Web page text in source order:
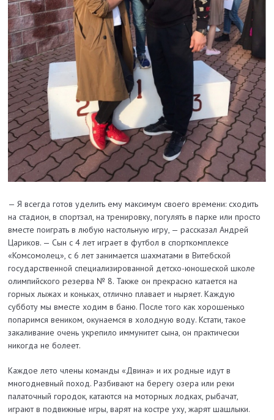
— Я всегда готов уделить ему максимум своего времени: сходить
на стадион, в спортзал, на тренировку, погулять в парке или просто
вместе поиграть в любую настольную игру, — рассказал Андрей
Цариков. — Сын с 4 лет играет в футбол в спорткомплексе
«Комсомолец», с 6 лет занимается шахматами в Витебской
государственной специализированной детско-­юношеской школе
олимпийского резерва № 8. Также он прекрасно катается на
горных лыжах и коньках, отлично плавает и ныряет. Каждую
субботу мы вместе ходим в баню. После того как хорошенько
попаримся веником, окунаемся в холодную воду. Кстати, такое
закаливание очень укрепило иммунитет сына, он практически
никогда не болеет.
Каждое лето члены команды «Двина» и их родные идут в
многодневный поход. Разбивают на берегу озера или реки
палаточный городок, катаются на моторных лодках, рыбачат,
играют в по­движные игры, варят на костре уху, жарят шашлыки.